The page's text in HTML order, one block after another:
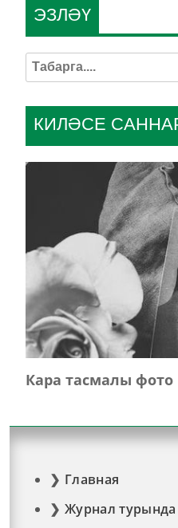
КИЛӘСЕ
Кара тасмалы фото
ЭЗЛӘҮ
Главная
Журнал турында